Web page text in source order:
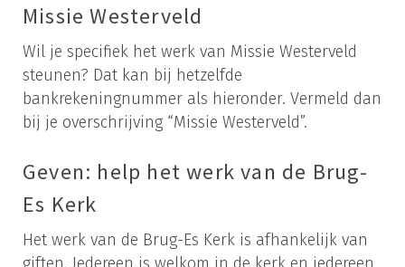
Missie Westerveld
Wil je specifiek het werk van Missie Westerveld
steunen? Dat kan bij hetzelfde
bankrekeningnummer als hieronder. Vermeld dan
bij je overschrijving “Missie Westerveld”.
Geven: help het werk van de Brug-
Es Kerk
Het werk van de Brug-Es Kerk is afhankelijk van